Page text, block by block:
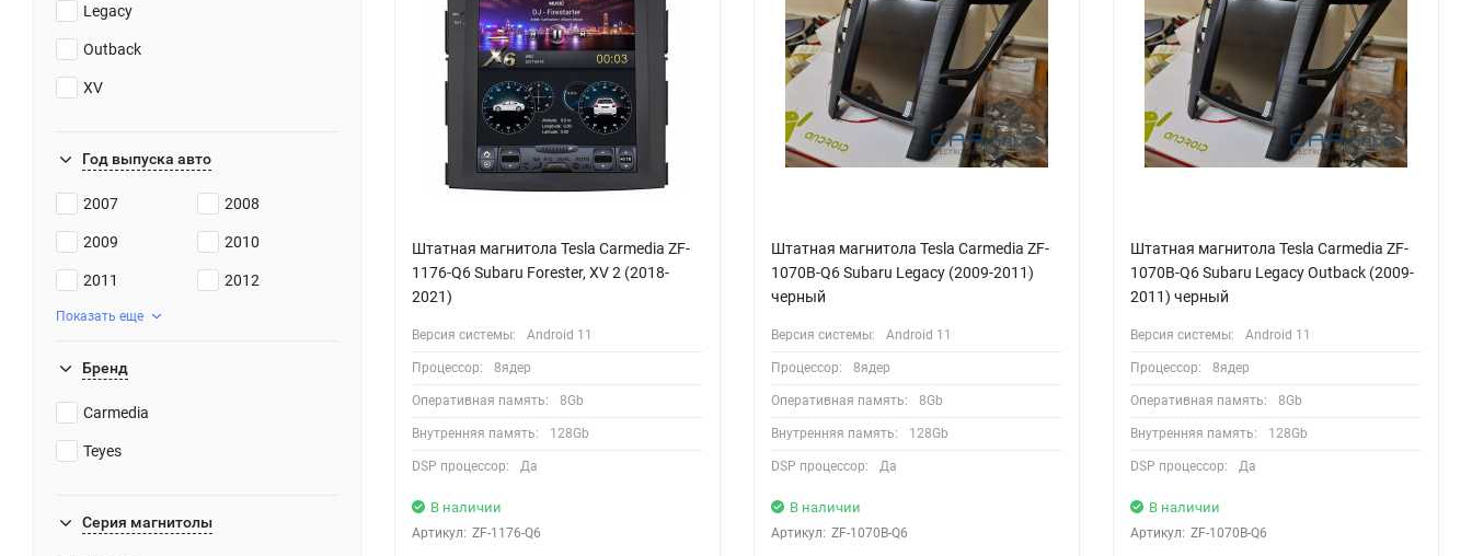
Legacy
Outback
XV
Год выпуска авто
2007 2008
2009 2010
2011 2012
Показать еще
Бренд
Carmedia
Teyes
Серия магнитолы
Штатная магнитола Tesla Carmedia ZF-
1176-Q6 Subaru Forester, XV 2 (2018-
2021)
Версия системы: Android 11
Процессор: 8ядер
Оперативная память: 8Gb
Внутренняя память: 128Gb
DSP процессор: Да
В наличии
Артикул: ZF-1176-Q6
Штатная магнитола Tesla Carmedia ZF-
1070B-Q6 Subaru Legacy (2009-2011)
черный
Версия системы: Android 11
Процессор: 8ядер
Оперативная память: 8Gb
Внутренняя память: 128Gb
DSP процессор: Да
В наличии
Артикул: ZF-1070B-Q6
Штатная магнитола Tesla Carmedia ZF-
1070B-Q6 Subaru Legacy Outback (2009-
2011) черный
Версия системы: Android 11
Процессор: 8ядер
Оперативная память: 8Gb
Внутренняя память: 128Gb
DSP процессор: Да
В наличии
Артикул: ZF-1070B-Q6